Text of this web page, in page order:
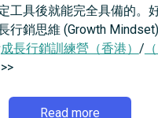
工具後就能完全具備的。
行銷思維 (Growth
成長行銷訓練營（香港） /
Read more